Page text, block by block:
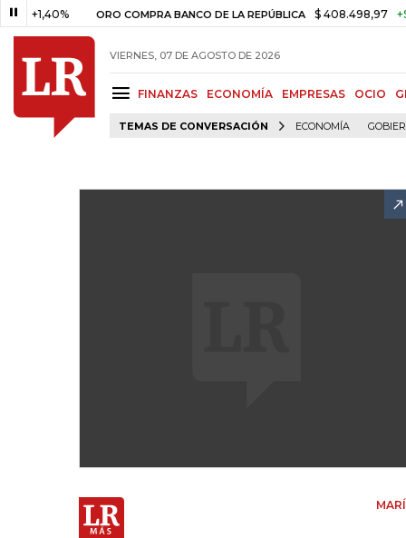
ORO COMPRA BANCO DE LA REPÚBLICA $ 408.498,97 +$
VIERNES, 07 DE AGOSTO DE 2026
FINANZAS ECONOMÍA EMPRESAS OCIO
TEMAS DE CONVERSACIÓN ECONOMÍA